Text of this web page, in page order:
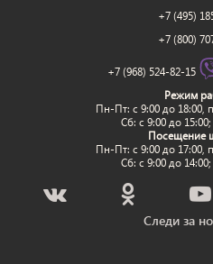
+7 (495)
+7 (800)
+7 (968) 524-82-15
Режим
Пн-Пт: c 9:00 до 18:00,
Сб: с 9:00 до
Посещение
Пн-Пт: c 9:00 до 17:00,
Сб: с 9:00 до
Следи за